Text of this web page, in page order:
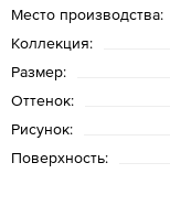
Место производства:
Коллекция:
Размер:
Оттенок:
Рисунок:
Поверхность: